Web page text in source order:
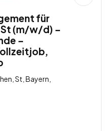
für
(m/w/d) –
–
St, Bayern,